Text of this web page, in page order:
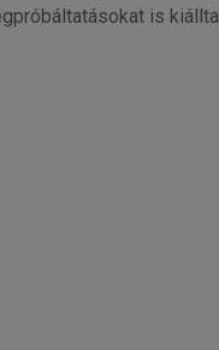
is kiállta.